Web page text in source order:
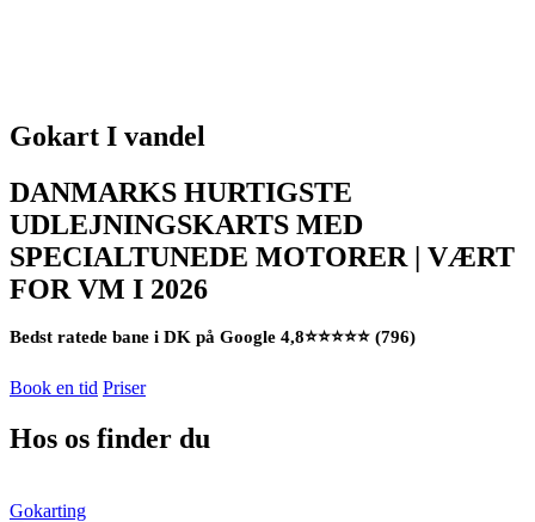
Gokart I vandel
DANMARKS HURTIGSTE
UDLEJNINGSKARTS MED
SPECIALTUNEDE MOTORER | VÆRT
FOR VM I 2026
Bedst ratede bane i DK på Google 4,8⭐⭐⭐⭐⭐ (796)
Book en tid Priser
Hos os finder du
Gokarting